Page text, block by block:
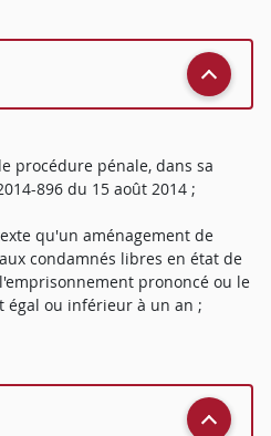
procédure pénale, dans sa
896 du 15 août 2014 ;
qu'un aménagement de
condamnés libres en état de
prononcé ou le
égal ou inférieur à un an ;